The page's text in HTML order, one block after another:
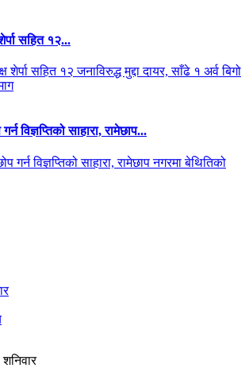
सहित १२...
विज्ञप्तिको साहारा, रामेछाप...